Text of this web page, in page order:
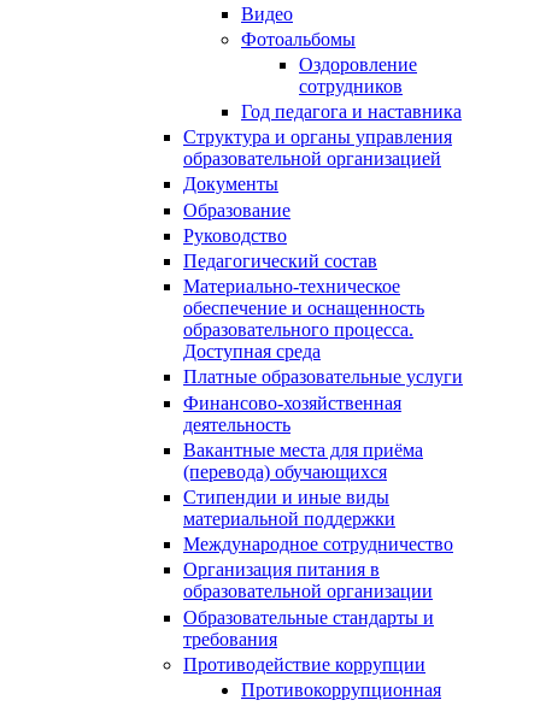
Видео
Фотоальбомы
Оздоровление
сотрудников
Год педагога и наставника
Структура и органы управления
образовательной организацией
Документы
Образование
Руководство
Педагогический состав
Материально-техническое
обеспечение и оснащенность
образовательного процесса.
Доступная среда
Платные образовательные услуги
Финансово-хозяйственная
деятельность
Вакантные места для приёма
(перевода) обучающихся
Стипендии и иные виды
материальной поддержки
Международное сотрудничество
Организация питания в
образовательной организации
Образовательные стандарты и
требования
Противодействие коррупции
Противокоррупционная